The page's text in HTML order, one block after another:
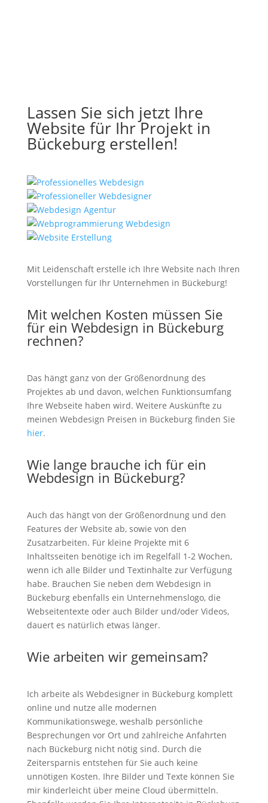
Lassen Sie sich jetzt Ihre
Website für Ihr Projekt in
Bückeburg erstellen!
Mit Leidenschaft erstelle ich Ihre Website nach Ihren
Vorstellungen für Ihr Unternehmen in Bückeburg!
Mit welchen Kosten müssen Sie
für ein Webdesign in Bückeburg
rechnen?
Das hängt ganz von der Größenordnung des
Projektes ab und davon, welchen Funktionsumfang
Ihre Webseite haben wird. Weitere Auskünfte zu
meinen Webdesign Preisen in Bückeburg finden Sie
hier.
Wie lange brauche ich für ein
Webdesign in Bückeburg?
Auch das hängt von der Größenordnung und den
Features der Website ab, sowie von den
Zusatzarbeiten. Für kleine Projekte mit 6
Inhaltsseiten benötige ich im Regelfall 1-2 Wochen,
wenn ich alle Bilder und Textinhalte zur Verfügung
habe. Brauchen Sie neben dem Webdesign in
Bückeburg ebenfalls ein Unternehmenslogo, die
Webseitentexte oder auch Bilder und/oder Videos,
dauert es natürlich etwas länger.
Wie arbeiten wir gemeinsam?
Ich arbeite als Webdesigner in Bückeburg komplett
online und nutze alle modernen
Kommunikationswege, weshalb persönliche
Besprechungen vor Ort und zahlreiche Anfahrten
nach Bückeburg nicht nötig sind. Durch die
Zeitersparnis entstehen für Sie auch keine
unnötigen Kosten. Ihre Bilder und Texte können Sie
mir kinderleicht über meine Cloud übermitteln.